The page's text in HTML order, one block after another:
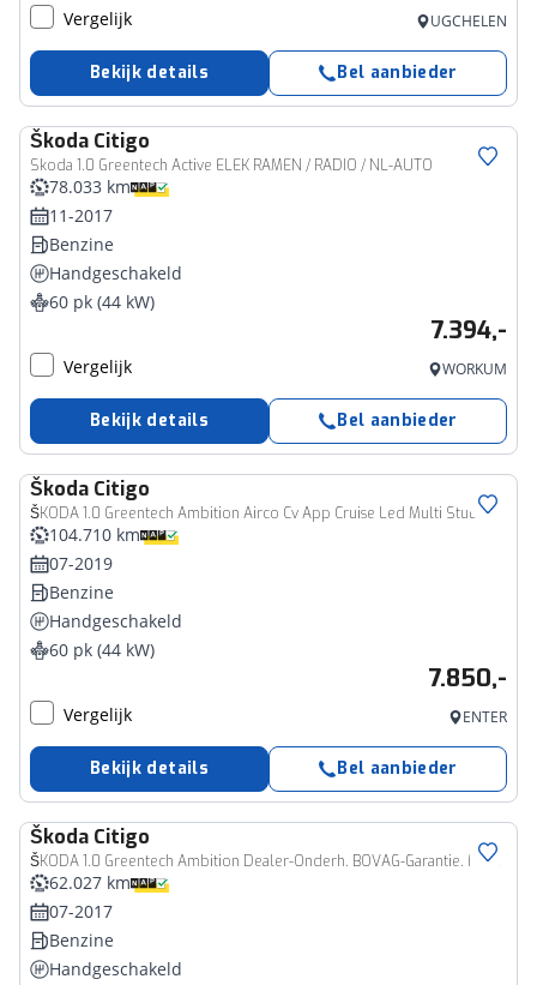
Vergelijk UGCHELEN
Bekijk details Bel aanbieder
Škoda Citigo
Skoda 1.0 Greentech Active ELEK RAMEN / RADIO / NL-AUTO
78.033 km
11-2017
Benzine
Handgeschakeld
60 pk (44 kW)
7.394,-
Vergelijk WORKUM
Bekijk details Bel aanbieder
Škoda Citigo
ŠKODA 1.0 Greentech Ambition Airco Cv App Cruise Led Multi Stuur Nap
104.710 km
07-2019
Benzine
Handgeschakeld
60 pk (44 kW)
7.850,-
Vergelijk ENTER
Bekijk details Bel aanbieder
Škoda Citigo
ŠKODA 1.0 Greentech Ambition Dealer-Onderh. BOVAG-Garantie. NL-Auto.
62.027 km
07-2017
Benzine
Handgeschakeld